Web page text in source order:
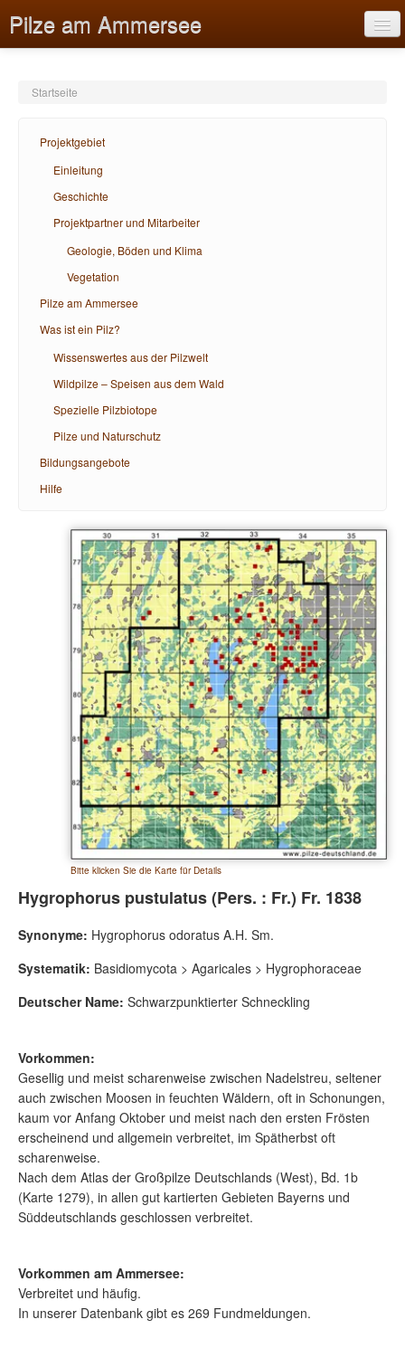
Pilze am Ammersee
Pilze am Ammersee
Was ist ein Pilz?
Bildungsangebote
Startseite
Projektgebiet
Einleitung
Geschichte
Projektpartner und Mitarbeiter
Geologie, Böden und Klima
Vegetation
Pilze am Ammersee
Was ist ein Pilz?
Wissenswertes aus der Pilzwelt
Wildpilze – Speisen aus dem Wald
Spezielle Pilzbiotope
Pilze und Naturschutz
Bildungsangebote
Hilfe
Bitte klicken Sie die Karte für Details
Hygrophorus pustulatus (Pers. : Fr.) Fr. 1838
Synonyme: Hygrophorus odoratus A.H. Sm.
Systematik: Basidiomycota > Agaricales > Hygrophoraceae
Deutscher Name: Schwarzpunktierter Schneckling
Vorkommen:
Gesellig und meist scharenweise zwischen Nadelstreu, seltener
auch zwischen Moosen in feuchten Wäldern, oft in Schonungen,
kaum vor Anfang Oktober und meist nach den ersten Frösten
erscheinend und allgemein verbreitet, im Spätherbst oft
scharenweise.
Nach dem Atlas der Großpilze Deutschlands (West), Bd. 1b
(Karte 1279), in allen gut kartierten Gebieten Bayerns und
Süddeutschlands geschlossen verbreitet.
Vorkommen am Ammersee:
Verbreitet und häufig.
In unserer Datenbank gibt es 269 Fundmeldungen.